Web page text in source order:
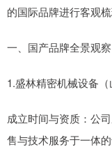
的国际品牌进行客观梳
一、国产品牌全景观察
1.盛林精密机械设备
成立时间与资质：公
售与技术服务于一体